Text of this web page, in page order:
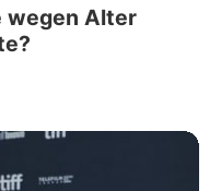
wegen Alter